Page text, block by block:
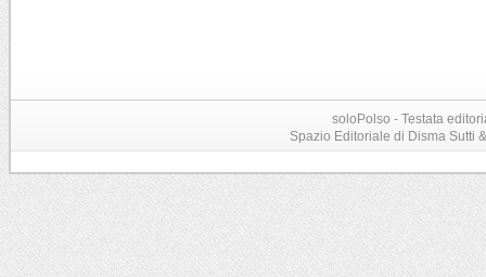
soloPolso - Testata
Spazio Editoriale di Disma Sutti